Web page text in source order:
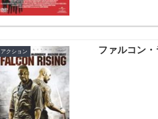
アクション ファルコン